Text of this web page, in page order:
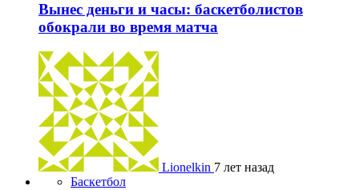
Вынес деньги и часы: баскетболистов
обокрали во время матча
Lionelkin 7 лет назад
Баскетбол